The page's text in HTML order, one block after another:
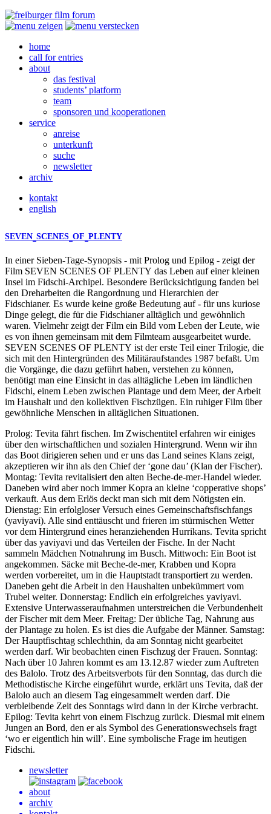
home
call for entries
about
das festival
students’ platform
team
sponsoren und kooperationen
service
anreise
unterkunft
suche
newsletter
archiv
kontakt
english
SEVEN SCENES OF PLENTY
In einer Sieben-Tage-Synopsis - mit Prolog und Epilog - zeigt der
Film SEVEN SCENES OF PLENTY das Leben auf einer kleinen
Insel im Fidschi-Archipel. Besondere Berücksichtigung fanden bei
den Dreharbeiten die Rangordnung und Hierarchien der
Fidschianer. Es wurde keine große Bedeutung auf - für uns kuriose
Dinge gelegt, die für die Fidschianer alltäglich und gewöhnlich
waren. Vielmehr zeigt der Film ein Bild vom Leben der Leute, wie
es von ihnen gemeinsam mit dem Filmteam ausgearbeitet wurde.
SEVEN SCENES OF PLENTY ist der erste Teil einer Trilogie, die
sich mit den Hintergründen des Militäraufstandes 1987 befaßt. Um
die Vorgänge, die dazu geführt haben, verstehen zu können,
benötigt man eine Einsicht in das alltägliche Leben im ländlichen
Fidschi, einem Leben zwischen Plantage und dem Meer, der Arbeit
im Haushalt und den kollektiven Fischzügen. Ein ruhiger Film über
gewöhnliche Menschen in alltäglichen Situationen.
Prolog: Tevita fährt fischen. Im Zwischentitel erfahren wir einiges
über den wirtschaftlichen und sozialen Hintergrund. Wenn wir ihn
das Boot dirigieren sehen und er uns das Land seines Klans zeigt,
akzeptieren wir ihn als den Chief der ‘gone dau’ (Klan der Fischer).
Montag: Tevita revitalisiert den alten Beche-de-mer-Handel wieder.
Daneben wird aber noch immer Kopra an kleine ‘copperative shops’
verkauft. Aus dem Erlös deckt man sich mit dem Nötigsten ein.
Dienstag: Ein erfolgloser Versuch eines Gemeinschaftsfischfangs
(yaviyavi). Alle sind enttäuscht und frieren im stürmischen Wetter
vor dem Hintergrund eines heranziehenden Hurrikans. Tevita spricht
über das yaviyavi und das Verteilen der Fische. In der Nacht
sammeln Mädchen Notnahrung im Busch. Mittwoch: Ein Boot ist
angekommen. Säcke mit Beche-de-mer, Krabben und Kopra
werden vorbereitet, um in die Hauptstadt transportiert zu werden.
Daneben geht die Arbeit in den Haushalten unbekümmert vom
Trubel weiter. Donnerstag: Endlich ein erfolgreiches yaviyavi.
Extensive Unterwasseraufnahmen unterstreichen die Verbundenheit
der Fischer mit dem Meer. Freitag: Der übliche Tag, Nahrung aus
der Plantage zu holen. Es ist dies die Aufgabe der Männer. Samstag:
Der Hauptfischtag schlechthin, da am Sonntag nicht gearbeitet
werden darf. Wir beobachten einen Fischzug der Frauen. Sonntag:
Nach über 10 Jahren kommt es am 13.12.87 wieder zum Auftreten
des Balolo. Trotz des Arbeitsverbots für den Sonntag, das durch die
Methodistische Kirche eingeführt wurde, erklärt uns Tevita, daß der
Balolo auch an diesem Tag eingesammelt werden darf. Die
verbleibende Zeit des Sonntags wird dann in der Kirche verbracht.
Epilog: Tevita kehrt von einem Fischzug zurück. Diesmal mit einem
Jungen an Bord, den er als Symbol des Generationswechsels fragt
‘wo er eigentlich hin will’. Eine symbolische Frage im heutigen
Fidschi.
newsletter
about
archiv